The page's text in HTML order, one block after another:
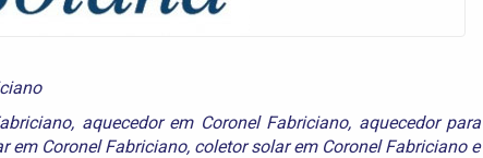
, aquecedor em Coronel Fabriciano, aquecedor
em Coronel Fabriciano, coletor solar em Coronel Fabricianoe